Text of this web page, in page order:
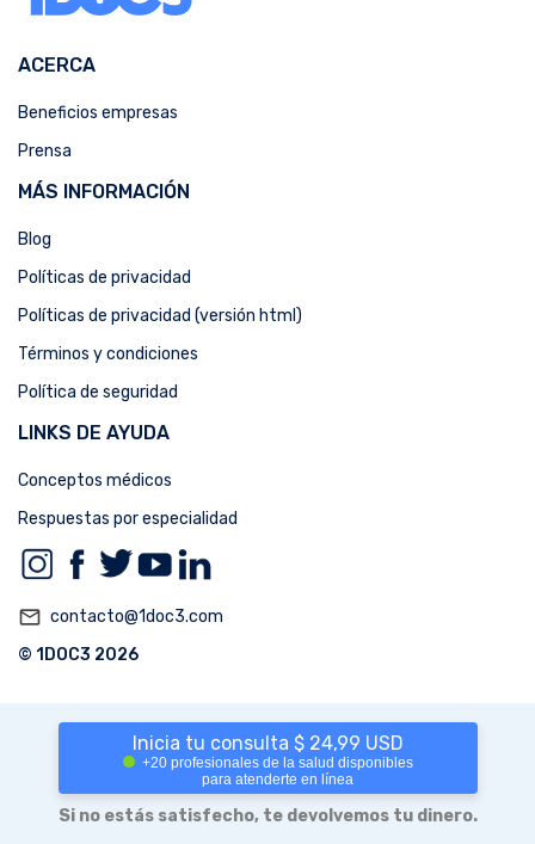
Inicia tu consulta $ 24,99 USD
+20 profesionales de la salud disponibles
para atenderte en línea
Si no estás satisfecho, te devolvemos tu dinero.
ACERCA
Beneficios empresas
Prensa
MÁS INFORMACIÓN
Blog
Políticas de privacidad
Políticas de privacidad (versión html)
Términos y condiciones
Política de seguridad
LINKS DE AYUDA
Conceptos médicos
Respuestas por especialidad
mail_outline contacto@1doc3.com
© 1DOC3 2026